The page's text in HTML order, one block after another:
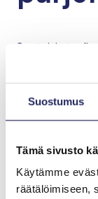
Suostumus
Tämä sivusto
Käytämme
räätälöimiseen,
Suotuisia tuulia
Lahjoita